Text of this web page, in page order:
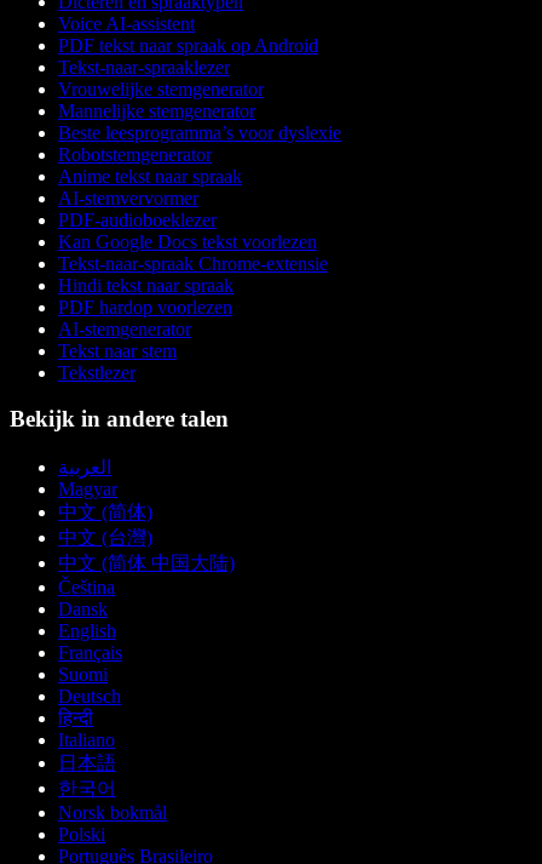
Voice AI-assistent
PDF tekst naar spraak op Android
Tekst-naar-spraaklezer
Vrouwelijke stemgenerator
Mannelijke stemgenerator
Beste leesprogramma’s voor dyslexie
Robotstemgenerator
Anime tekst naar spraak
AI-stemvervormer
PDF-audioboeklezer
Kan Google Docs tekst voorlezen
Tekst-naar-spraak Chrome-extensie
Hindi tekst naar spraak
PDF hardop voorlezen
AI-stemgenerator
Tekst naar stem
Tekstlezer
Bekijk in andere talen
العربية
Magyar
中文 (简体)
中文 (台灣)
中文 (简体 中国大陆)
Čeština
Dansk
English
Français
Suomi
Deutsch
हिन्दी
Italiano
日本語
한국어
Norsk bokmål
Polski
Português Brasileiro